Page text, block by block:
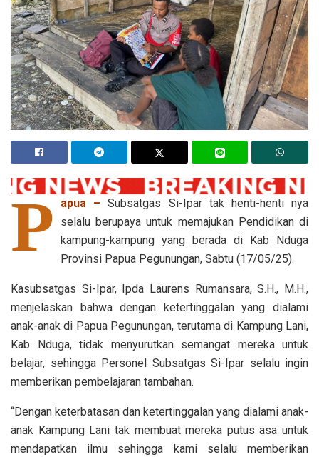
P apua –Subsatgas Si-Ipar tak henti-henti nya
selalu berupaya untuk memajukan Pendidikan di
kampung-kampung yang berada di Kab Nduga
Provinsi Papua Pegunungan, Sabtu (17/05/25).
Kasubsatgas Si-Ipar, Ipda Laurens Rumansara, S.H., M.H.,
menjelaskan bahwa dengan ketertinggalan yang dialami
anak-anak di Papua Pegunungan, terutama di Kampung Lani,
Kab Nduga, tidak menyurutkan semangat mereka untuk
belajar, sehingga Personel Subsatgas Si-Ipar selalu ingin
memberikan pembelajaran tambahan.
“Dengan keterbatasan dan ketertinggalan yang dialami anak-
anak Kampung Lani tak membuat mereka putus asa untuk
mendapatkan ilmu sehingga kami selalu memberikan